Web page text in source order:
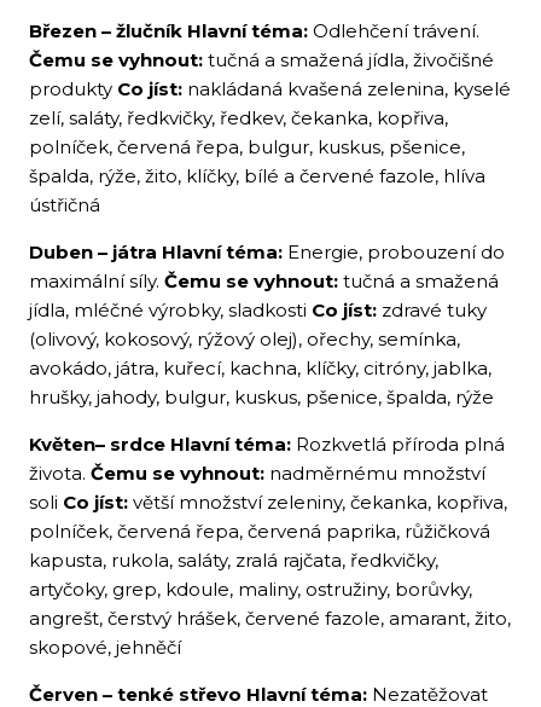
Březen – žlučník Hlavní téma: Odlehčení trávení.
Čemu se vyhnout: tučná a smažená jídla, živočišné
produkty Co jíst: nakládaná kvašená zelenina, kyselé
zelí, saláty, ředkvičky, ředkev, čekanka, kopřiva,
polníček, červená řepa, bulgur, kuskus, pšenice,
špalda, rýže, žito, klíčky, bílé a červené fazole, hlíva
ústřičná
Duben – játra Hlavní téma: Energie, probouzení do
maximální síly. Čemu se vyhnout: tučná a smažená
jídla, mléčné výrobky, sladkosti Co jíst: zdravé tuky
(olivový, kokosový, rýžový olej), ořechy, semínka,
avokádo, játra, kuřecí, kachna, klíčky, citróny, jablka,
hrušky, jahody, bulgur, kuskus, pšenice, špalda, rýže
Květen– srdce Hlavní téma: Rozkvetlá příroda plná
života. Čemu se vyhnout: nadměrnému množství
soli Co jíst: větší množství zeleniny, čekanka, kopřiva,
polníček, červená řepa, červená paprika, růžičková
kapusta, rukola, saláty, zralá rajčata, ředkvičky,
artyčoky, grep, kdoule, maliny, ostružiny, borůvky,
angrešt, čerstvý hrášek, červené fazole, amarant, žito,
skopové, jehněčí
Červen – tenké střevo Hlavní téma: Nezatěžovat